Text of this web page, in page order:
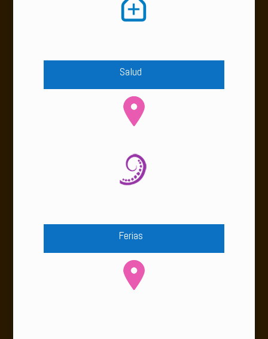
Salud
Ferias